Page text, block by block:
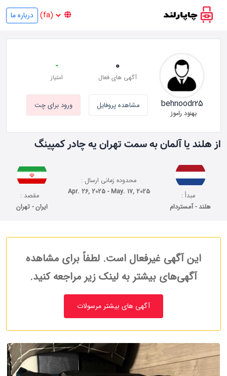
درباره ما
از هلند یا آلمان به سمت تهران یه چادر کمپینگ
مبدأ :
هلند - آمستردام
محدوده زمانی ارسال :
Apr. 26, 2025 - May. 17, 2025
مقصد :
ایران - تهران
behnoodr25
بهنود راموز
0
آگهی های فعال
-
امتیاز
مشاهده پروفایل ورود برای چت
این آگهی غیرفعال است. لطفاً برای مشاهده
آگهی‌های بیشتر به لینک زیر مراجعه کنید.
آگهی های بیشتر مرسولات